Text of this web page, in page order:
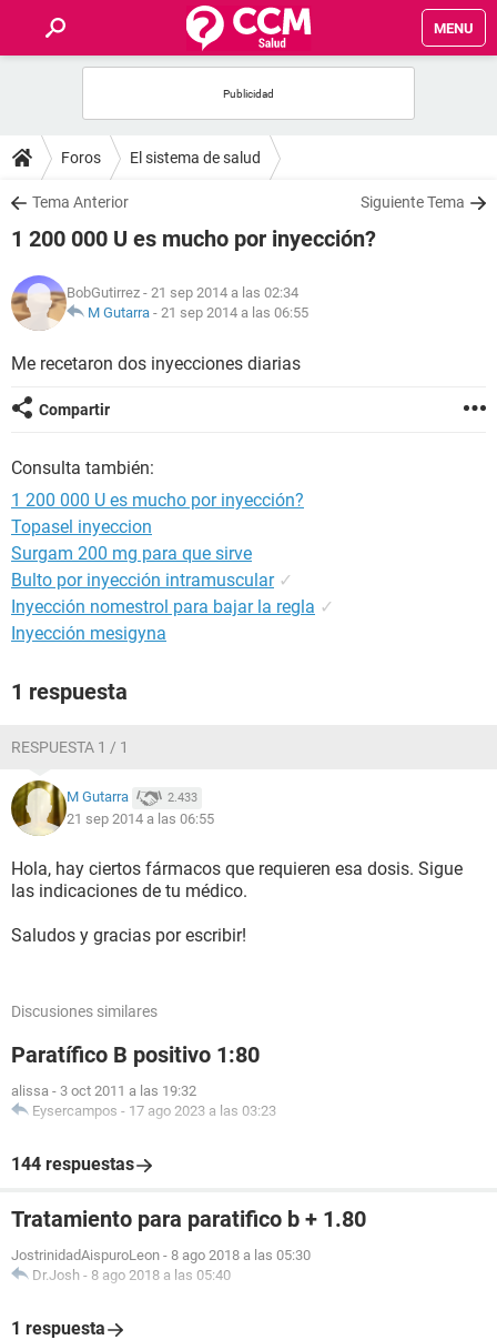
MENU
FOROS
SALUD
NUTRICIÓN
BIENESTAR
SEXUALIDAD
Foros El sistema de salud
Tema Anterior Siguiente Tema
1 200 000 U es mucho por inyección?
BobGutirrez - 21 sep 2014 a las 02:34
M Gutarra - 21 sep 2014 a las 06:55
Me recetaron dos inyecciones diarias
Compartir
Consulta también:
1 200 000 U es mucho por inyección?
Topasel inyeccion
Surgam 200 mg para que sirve
Bulto por inyección intramuscular ✓
Inyección nomestrol para bajar la regla ✓
Inyección mesigyna
1 respuesta
RESPUESTA 1 / 1
M Gutarra 2.433
21 sep 2014 a las 06:55
Hola, hay ciertos fármacos que requieren esa dosis. Sigue
las indicaciones de tu médico.
Saludos y gracias por escribir!
Discusiones similares
Paratífico B positivo 1:80
alissa - 3 oct 2011 a las 19:32
Eysercampos - 17 ago 2023 a las 03:23
144 respuestas
Tratamiento para paratifico b + 1.80
JostrinidadAispuroLeon - 8 ago 2018 a las 05:30
Dr.Josh - 8 ago 2018 a las 05:40
1 respuesta